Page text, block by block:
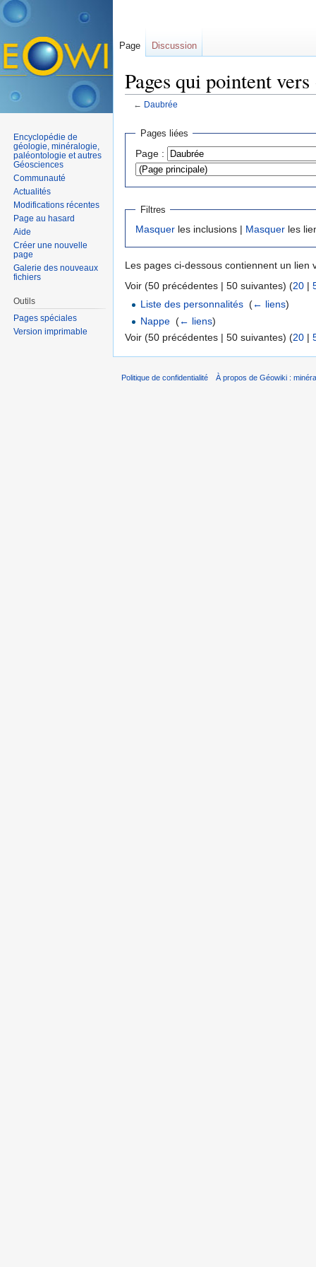
Pages qui pointent
← Daubrée
Pages liées
Page :
Filtres
Masquer les inclusions | Masquer les
Les pages ci-dessous contiennent un lien
Voir (50 précédentes | 50 suivantes) (20 |
Liste des personnalités ‎(← liens)
Nappe ‎(← liens)
Voir (50 précédentes | 50 suivantes) (20 |
Page Discussion
Encyclopédie de
géologie, minéralogie,
paléontologie et autres
Géosciences
Communauté
Actualités
Modifications récentes
Page au hasard
Aide
Créer une nouvelle
page
Galerie des nouveaux
fichiers
Outils
Pages spéciales
Version imprimable
Politique de confidentialité À propos de Géowiki :